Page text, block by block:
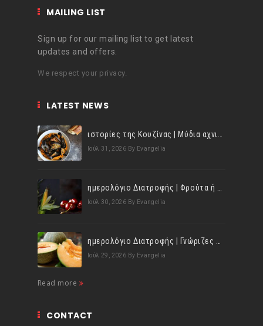
MAILING LIST
Sign up for our mailing list to get latest
updates and offers.
We respect your privacy.
LATEST NEWS
Ιούλ 31, 2026 By Evangelia
Ιούλ 30, 2026 By Evangelia
Ιούλ 29, 2026 By Evangelia
Read more
CONTACT